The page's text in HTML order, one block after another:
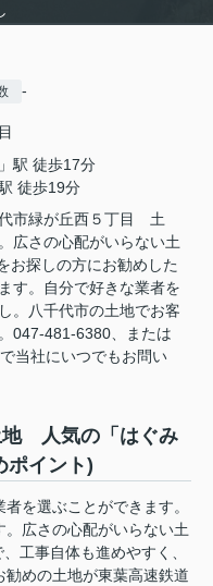
-
」駅 徒歩17分
徒歩19分
市緑が丘西５丁目 土
広さの心配がいらない土
お探しの方にお勧めした
す。自分で好きな業者を
。八千代市の土地でお客
047-481-6380、または
当社にいつでもお問い
人気の「はぐみ
ポイント)
を選ぶことができます。
。広さの心配がいらない土
工事自体も進めやすく、
めの土地が東葉高速鉄道